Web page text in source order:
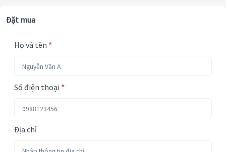
Đặt mua
Họ và tên *
Số điện thoại *
Địa chỉ